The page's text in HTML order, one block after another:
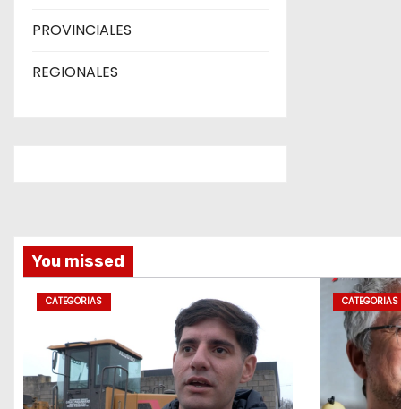
PROVINCIALES
REGIONALES
You missed
CATEGORIAS CATEGORIAS